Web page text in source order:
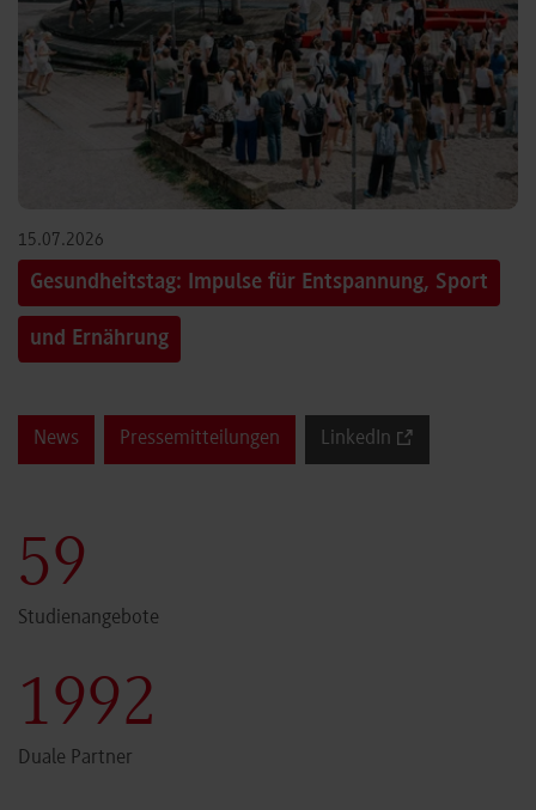
15.07.2026
Gesundheitstag: Impulse für Entspannung, Sport
und Ernährung
News Pressemitteilungen LinkedIn
59
Studienangebote
1999
Duale Partner